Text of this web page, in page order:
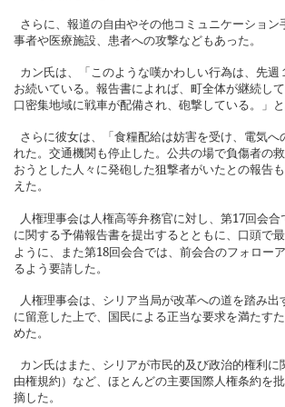
さらに、報道の自由やその他コミュニケーション
事者や医療施設、患者への攻撃などもあった。
カン氏は、「このような嘆かわしい行為は、先週
お続いている。報告書によれば、町全体が継続し
口密集地域に戦車が配備され、砲撃している。」と
さらに彼女は、「食糧配給は妨害を受け、電気へ
れた。交通機関も停止した。公共の場で負傷者の
おうとした人々に発砲した狙撃者がいたとの報告
えた。
人権理事会は人権高等弁務官に対し、第17回会合
に関する予備報告書を提出するとともに、口頭で
ように、また第18回会合では、前会合のフォロー
るよう要請した。
人権理事会は、シリア当局が改革への道を踏み出
に留意した上で、国民による正当な要求を満たす
めた。
カン氏はまた、シリアが市民的及び政治的権利に
由権規約）など、ほとんどの主要国際人権条約を
摘した。